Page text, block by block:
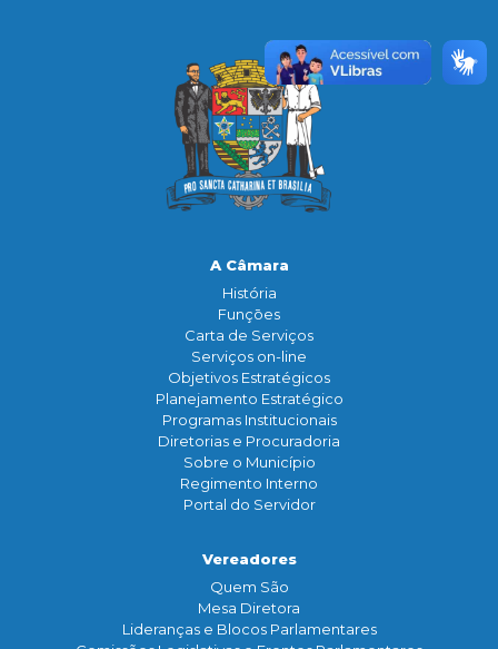
A Câmara
História
Funçōes
Carta de Serviços
Serviços on-line
Objetivos Estratégicos
Planejamento Estratégico
Programas Institucionais
Diretorias e Procuradoria
Sobre o Município
Regimento Interno
Portal do Servidor
Vereadores
Quem São
Mesa Diretora
Lideranças e Blocos Parlamentares